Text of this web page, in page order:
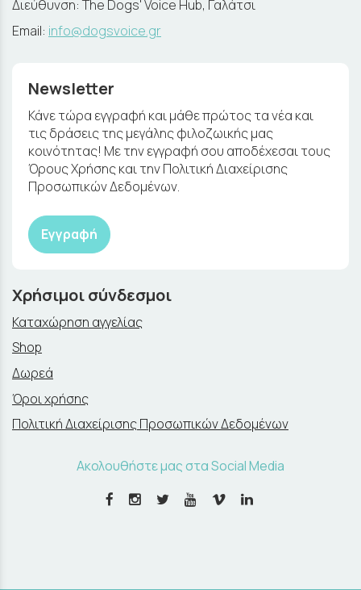
Διεύθυνση: The Dogs' Voice Hub, Γαλάτσι
Email: info@dogsvoice.gr
Newsletter
Κάνε τώρα εγγραφή και μάθε πρώτος τα νέα και
τις δράσεις της μεγάλης φιλοζωικής μας
κοινότητας! Με την εγγραφή σου αποδέχεσαι τους
Όρους Χρήσης και την Πολιτική Διαχείρισης
Προσωπικών Δεδομένων.
Εγγραφή
Χρήσιμοι σύνδεσμοι
Καταχώρηση αγγελίας
Shop
Δωρεά
Όροι χρήσης
Πολιτική Διαχείρισης Προσωπικών Δεδομένων
Ακολουθήστε μας στα Social Media